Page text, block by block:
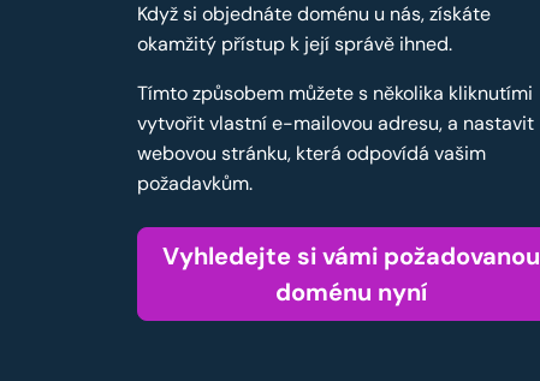
Když si objednáte doménu u nás, získáte
okamžitý přístup k její správě ihned.
Tímto způsobem můžete s několika kliknutími
vytvořit vlastní e-mailovou adresu, a nastavit
webovou stránku, která odpovídá vašim
požadavkům.
Vyhledejte si vámi požadovanou
doménu nyní